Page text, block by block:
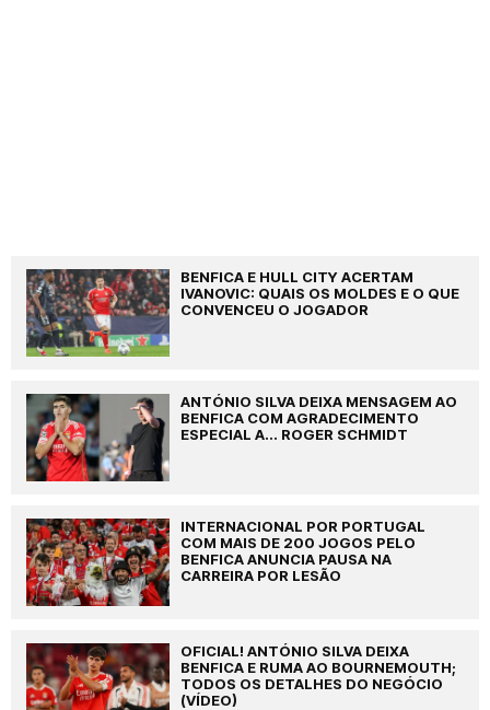
BENFICA E HULL CITY ACERTAM
IVANOVIC: QUAIS OS MOLDES E O QUE
CONVENCEU O JOGADOR
ANTÓNIO SILVA DEIXA MENSAGEM AO
BENFICA COM AGRADECIMENTO
ESPECIAL A... ROGER SCHMIDT
INTERNACIONAL POR PORTUGAL
COM MAIS DE 200 JOGOS PELO
BENFICA ANUNCIA PAUSA NA
CARREIRA POR LESÃO
OFICIAL! ANTÓNIO SILVA DEIXA
BENFICA E RUMA AO BOURNEMOUTH;
TODOS OS DETALHES DO NEGÓCIO
(VÍDEO)